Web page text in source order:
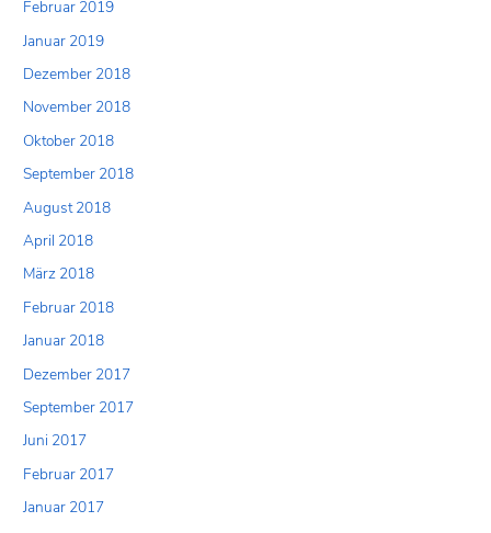
Februar 2019
Januar 2019
Dezember 2018
November 2018
Oktober 2018
September 2018
August 2018
April 2018
März 2018
Februar 2018
Januar 2018
Dezember 2017
September 2017
Juni 2017
Februar 2017
Januar 2017